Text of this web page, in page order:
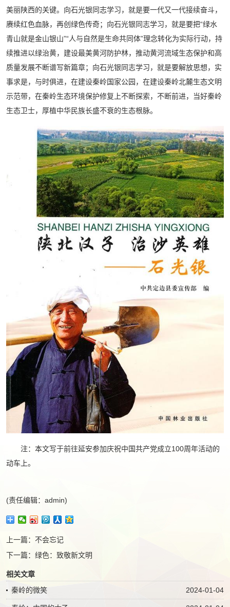
美丽陕西的关键。向石光银同志学习，就是要一代又一代接续奋斗，
赓续红色血脉，再创绿色传奇；向石光银同志学习，就是要把“绿水
青山就是金山银山”“人与自然是生命共同体”理念转化为实际行动，持
续推进以绿治黄，建设最美黄河防护林，推动黄河流域生态保护和高
质量发展不断谱写新篇章；向石光银同志学习，就是要解放思想，实
事求是，与时俱进，在建设秦岭国家公园，在建设秦岭北麓生态文明
示范带，在秦岭生态环境保护修复上不断探索，不断前进，当好秦岭
生态卫士，厚植中华民族长盛不衰的生态根脉。
注：本文写于前往延安参加庆祝中国共产党成立100周年活动的
动车上。
(责任编辑：admin)
上一篇： 不会忘记
下一篇： 绿色：致敬新文明
相关文章
2024-01-04
秦岭的微笑